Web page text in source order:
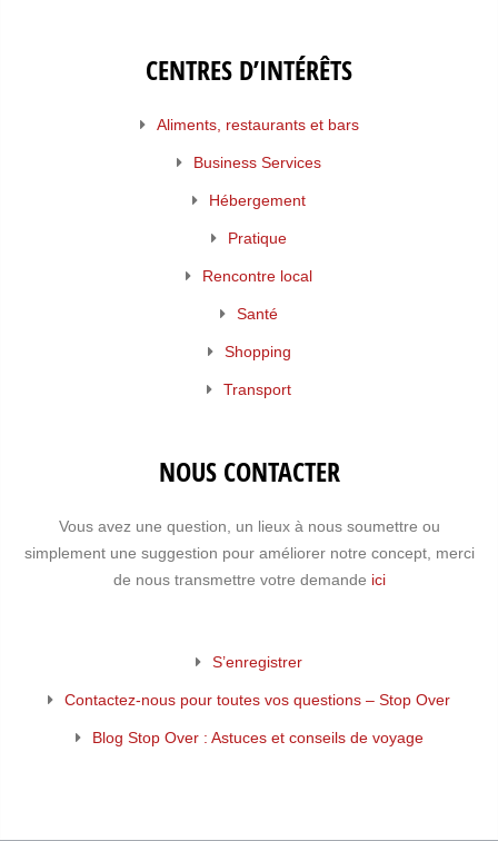
CENTRES D’INTÉRÊTS
Aliments, restaurants et bars
Business Services
Hébergement
Pratique
Rencontre local
Santé
Shopping
Transport
NOUS CONTACTER
Vous avez une question, un lieux à nous soumettre ou
simplement une suggestion pour améliorer notre concept, merci
de nous transmettre votre demande ici
S’enregistrer
Contactez-nous pour toutes vos questions – Stop Over
Blog Stop Over : Astuces et conseils de voyage